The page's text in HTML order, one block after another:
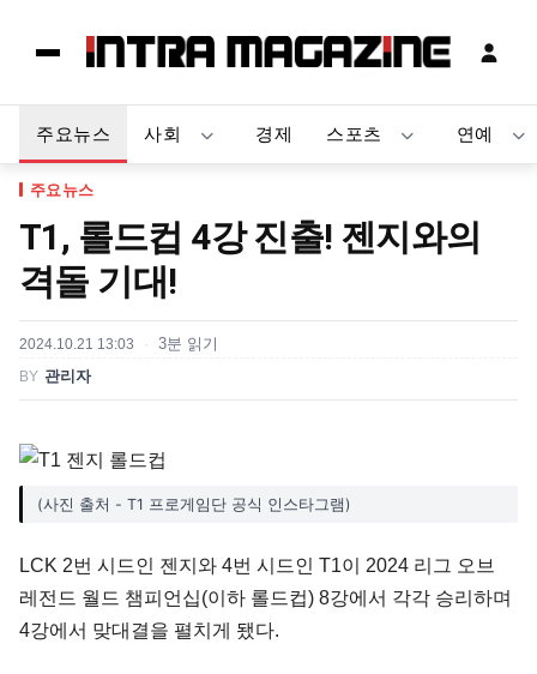
주요뉴스 사회 경제 스포츠 연예
주요뉴스
T1, 롤드컵 4강 진출! 젠지와의
격돌 기대!
2024.10.21 13:03
3분 읽기
BY 관리자
(사진 출처 - T1 프로게임단 공식 인스타그램)
LCK 2번 시드인 젠지와 4번 시드인 T1이 2024 리그 오브
레전드 월드 챔피언십(이하 롤드컵) 8강에서 각각 승리하며
4강에서 맞대결을 펼치게 됐다.